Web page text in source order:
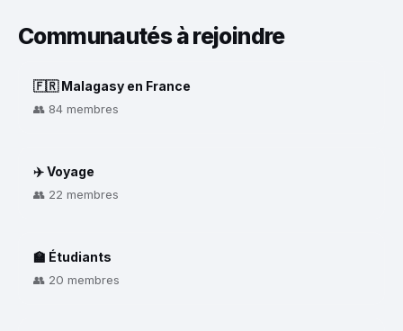
Communautés à rejoindre
🇫🇷 Malagasy en France
👥 84 membres
✈️ Voyage
👥 22 membres
🏫 Étudiants
👥 20 membres